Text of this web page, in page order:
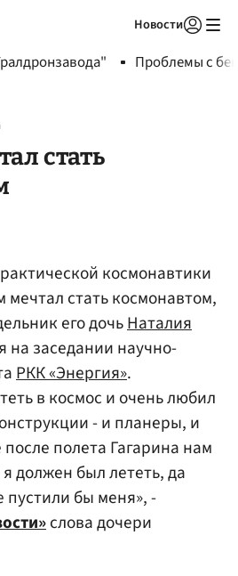
Новости
Проблемы с
стать
космонавтики
мечтал стать космонавтом,
его дочьНаталия
на заседании научно-
РКК «Энергия».
в космос и очень любил
- и планеры, и
полета Гагарина нам
должен был лететь, да
пустили бы меня», -
слова дочери